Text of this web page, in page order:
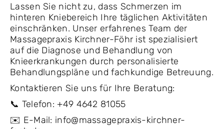
Lassen Sie nicht zu, dass Schmerzen im
hinteren Kniebereich Ihre täglichen Aktivitäten
einschränken. Unser erfahrenes Team der
Massagepraxis Kirchner-Föhr ist spezialisiert
auf die Diagnose und Behandlung von
Knieerkrankungen durch personalisierte
Behandlungspläne und fachkundige Betreuung.
Kontaktieren Sie uns für Ihre Beratung:
📞 Telefon: +49 4642 81055
✉️ E-Mail: info@massagepraxis-kirchner-